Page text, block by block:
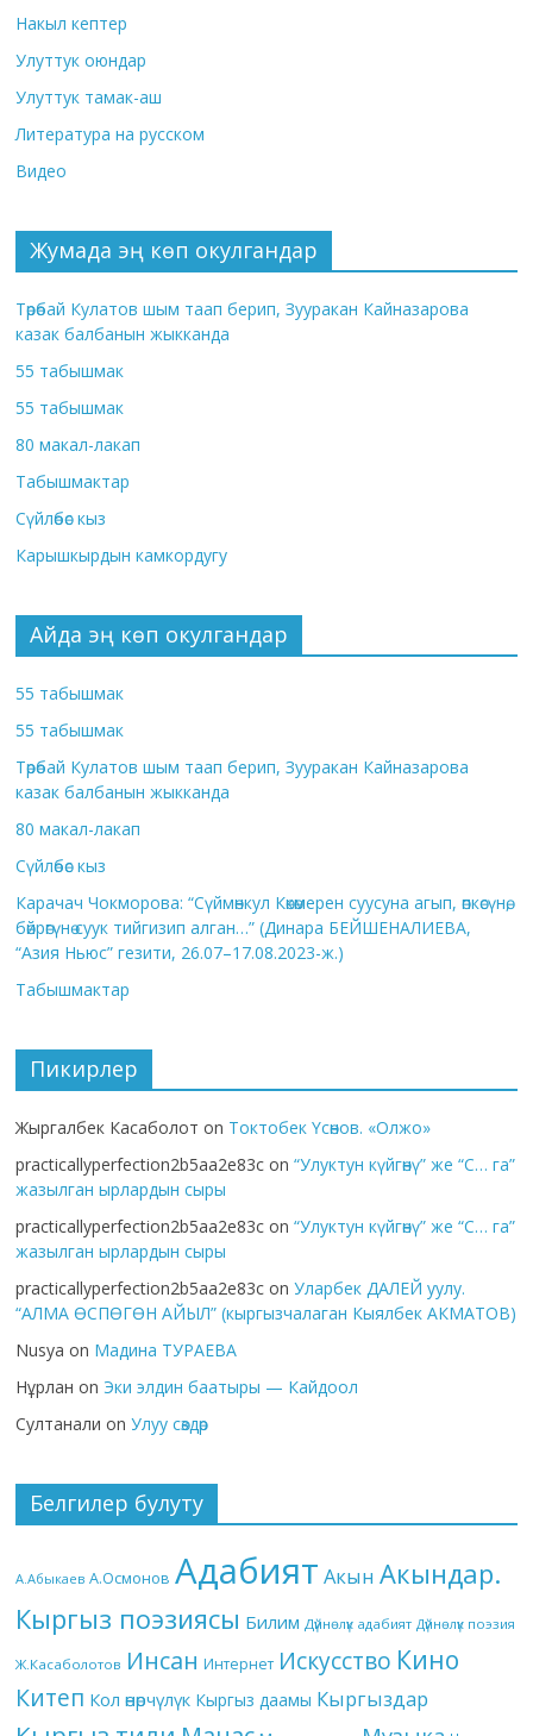
Накыл кептер
Улуттук оюндар
Улуттук тамак-аш
Литература на русском
Видео
Жумада эң көп окулгандар
Төрөбай Кулатов шым таап берип, Зууракан Кайназарова
казак балбанын жыкканда
55 табышмак
55 табышмак
80 макал-лакап
Табышмактар
Сүйлөбөс кыз
Карышкырдын камкордугу
Айда эң көп окулгандар
55 табышмак
55 табышмак
Төрөбай Кулатов шым таап берип, Зууракан Кайназарова
казак балбанын жыкканда
80 макал-лакап
Сүйлөбөс кыз
Карачач Чокморова: “Сүймөнкул Көкөмерен суусуна агып, өпкөсүнө,
бөйрөгүнө суук тийгизип алган…” (Динара БЕЙШЕНАЛИЕВА,
“Азия Ньюс” гезити, 26.07–17.08.2023-ж.)
Табышмактар
Пикирлер
Жыргалбек Касаболот on Токтобек Үсөнов. «Олжо»
practicallyperfection2b5aa2e83c on“Улуктун күйгөнү” же “С… га”
жазылган ырлардын сыры
practicallyperfection2b5aa2e83c on“Улуктун күйгөнү” же “С… га”
жазылган ырлардын сыры
practicallyperfection2b5aa2e83c onУларбек ДАЛЕЙ уулу.
“АЛМА ӨСПӨГӨН АЙЫЛ” (кыргызчалаган Кыялбек АКМАТОВ)
Nusya on Мадина ТУРАЕВА
Нұрлан on Эки элдин баатыры — Кайдоол
Султанали onУлуу сөздөр
Белгилер булуту
А.Абыкаев А.Осмонов Адабият Акын Акындар.
Кыргыз поэзиясы Билим Дүйнөлүк адабият Дүйнөлүк поэзия
Ж.Касаболотов Инсан Интернет Искусство Кино
Китеп Кол өнөрчүлүк Кыргыз даамы Кыргыздар